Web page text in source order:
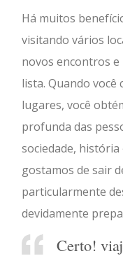
Há muitos
visitando vários
novos encontros
lista. Quando você
lugares, você
profunda das
sociedade,
gostamos de sair
particularmente
devidamente
Certo!